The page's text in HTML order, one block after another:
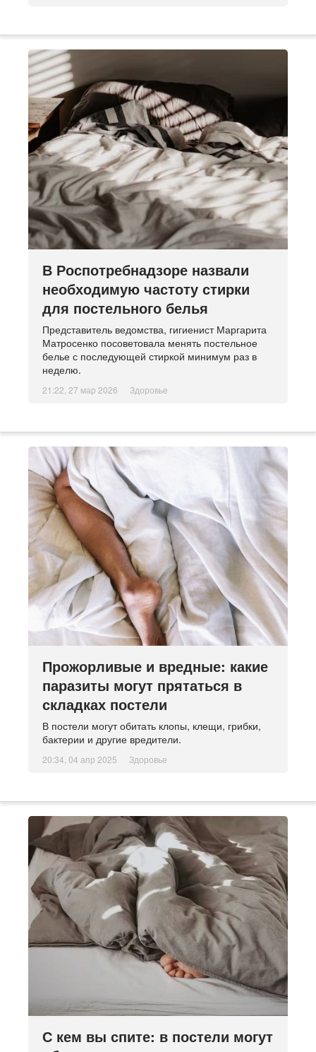
В Роспотребнадзоре назвали
необходимую частоту стирки
для постельного белья
Представитель ведомства, гигиенист Маргарита
Матросенко посоветовала менять постельное
белье с последующей стиркой минимум раз в
неделю.
21:22, 27 мар 2026 Здоровье
Прожорливые и вредные: какие
паразиты могут прятаться в
складках постели
В постели могут обитать клопы, клещи, грибки,
бактерии и другие вредители.
20:34, 04 апр 2025 Здоровье
С кем вы спите: в постели могут